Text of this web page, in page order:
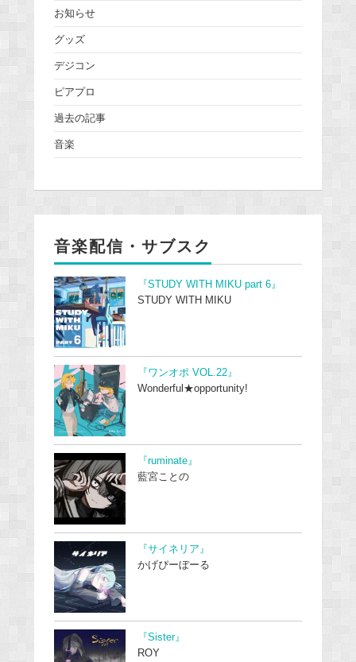
お知らせ
グッズ
デジコン
ピアプロ
過去の記事
音楽
音楽配信・サブスク
『STUDY WITH MIKU part 6』
STUDY WITH MIKU
『ワンオポ VOL.22』
Wonderful★opportunity!
『ruminate』
藍宮ことの
『サイネリア』
かげぴーぼーる
『Sister』
ROY